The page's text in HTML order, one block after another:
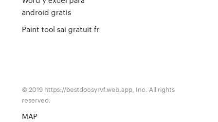
android gratis
Paint tool sai gratuit fr
© 2019 https://bestdocsyrvf.web.app, Inc. All rights
reserved.
MAP